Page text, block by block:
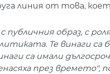
линия от това,
образ, с
Те винаги са
са имали
през времето",